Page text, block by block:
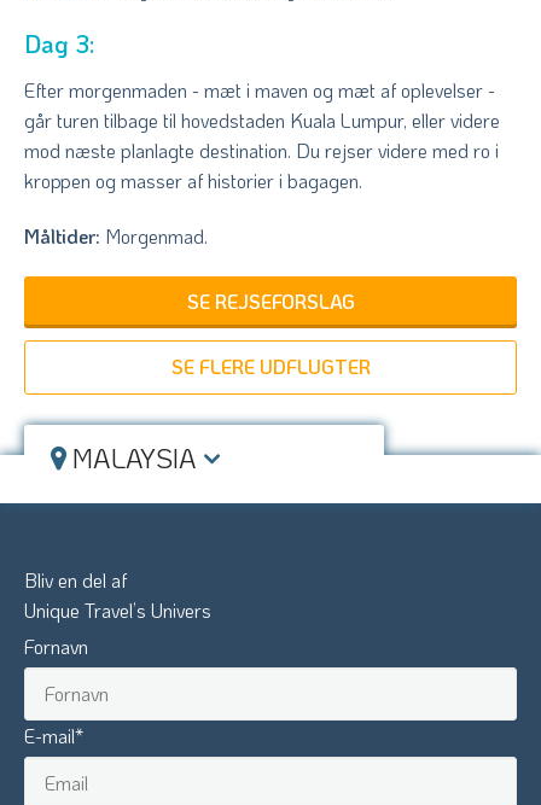
Dag 3:
Efter morgenmaden - mæt i maven og mæt af oplevelser -
går turen tilbage til hovedstaden Kuala Lumpur, eller videre
mod næste planlagte destination. Du rejser videre med ro i
kroppen og masser af historier i bagagen.
Måltider: Morgenmad.
SE REJSEFORSLAG
SE FLERE UDFLUGTER
MALAYSIA
Bliv en del af
Unique Travel’s Univers
Fornavn
E-mail*